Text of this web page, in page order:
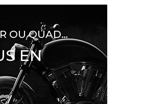
OU QUAD…
EN